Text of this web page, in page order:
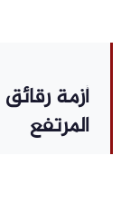
أزمة
المرتفع